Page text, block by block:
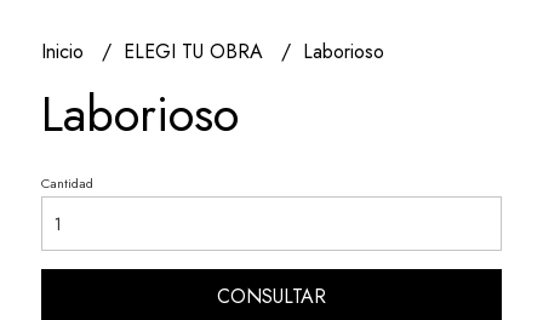
Inicio ELEGI TU OBRA Laborioso
Laborioso
Cantidad
CONSULTAR